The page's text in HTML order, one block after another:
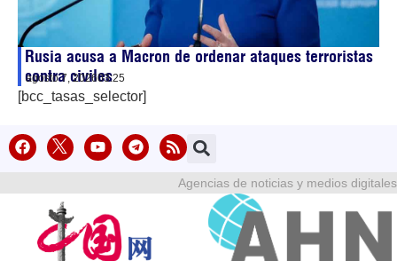
Rusia acusa a Macron de ordenar ataques terroristas
contra civiles
agosto 7, 202603:25
[bcc_tasas_selector]
Agencias de noticias y medios digitales